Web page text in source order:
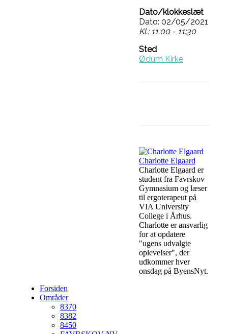
Dato/klokkeslæt
Dato: 02/05/2021
Kl.: 11:00 - 11:30
Sted
Ødum Kirke
Charlotte Elgaard
Charlotte Elgaard er
student fra Favrskov
Gymnasium og læser
til ergoterapeut på
VIA University
College i Århus.
Charlotte er ansvarlig
for at opdatere
"ugens udvalgte
oplevelser", der
udkommer hver
onsdag på ByensNyt.
Forsiden
Områder
8370
8382
8450